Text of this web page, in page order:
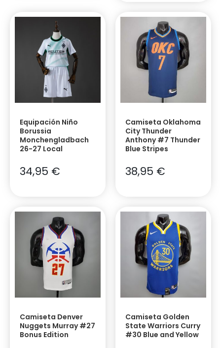
Equipación Niño
Borussia
Monchengladbach
26-27 Local
34,95 €
Camiseta Oklahoma
City Thunder
Anthony #7 Thunder
Blue Stripes
38,95 €
Camiseta Denver
Nuggets Murray #27
Bonus Edition
Camiseta Golden
State Warriors Curry
#30 Blue and Yellow